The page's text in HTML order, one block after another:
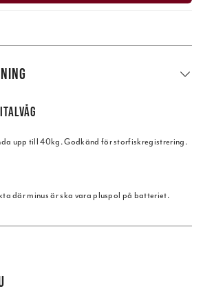
upp till 40kg. Godkänd för storfiskregistrering.
där minus är ska vara pluspol på batteriet.